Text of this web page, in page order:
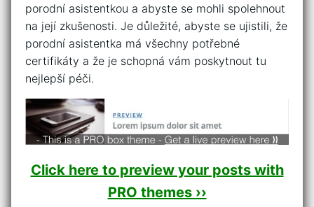
porodní asistentkou a abyste se mohli spolehnout
na její zkušenosti. Je důležité, abyste se ujistili, že
porodní asistentka má všechny potřebné
certifikáty a že je schopná vám poskytnout tu
nejlepší péči.
Click here to preview your posts with
PRO themes ››